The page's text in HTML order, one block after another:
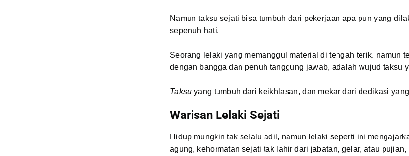
Namun taksu sejati bisa tumbuh dari pekerjaan apa pun yang
sepenuh hati.
Seorang lelaki yang memanggul material di tengah terik, namun
dengan bangga dan penuh tanggung jawab, adalah wujud taksu
Taksu yang tumbuh dari keikhlasan, dan mekar dari dedikasi
Warisan Lelaki Sejati
Hidup mungkin tak selalu adil, namun lelaki seperti ini
agung, kehormatan sejati tak lahir dari jabatan, gelar, atau